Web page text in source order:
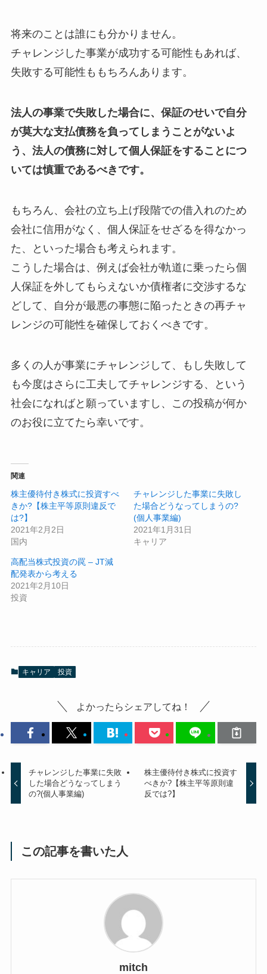
将来のことは誰にも分かりません。
チャレンジした事業が成功する可能性もあれば、
失敗する可能性ももちろんあります。
法人の事業で失敗した場合に、保証のせいで自分
が莫大な支払債務を負ってしまうことがないよ
う、法人の債務に対して個人保証をすることにつ
いては慎重であるべきです。
もちろん、会社の立ち上げ段階での借入れのため
会社に信用がなく、個人保証をせざるを得なかっ
た、といった場合も考えられます。
こうした場合は、例えば会社が軌道に乗ったら個
人保証を外してもらえないか債権者に交渉するな
どして、自分が最悪の事態に陥ったときの再チャ
レンジの可能性を確保しておくべきです。
多くの人が事業にチャレンジして、もし失敗して
も今度はさらに工夫してチャレンジする、という
社会になればと願っていますし、この投稿が何か
のお役に立てたら幸いです。
関連
株主優待付き株式に投資すべ
きか?【株主平等原則違反で
は?】
2021年2月2日
国内
チャレンジした事業に失敗し
た場合どうなってしまうの?
(個人事業編)
2021年1月31日
キャリア
高配当株式投資の罠 – JT減
配発表から考える
2021年2月10日
投資
キャリア 投資
よかったらシェアしてね！
チャレンジした事業に失敗
した場合どうなってしまう
の?(個人事業編)
株主優待付き株式に投資す
べきか?【株主平等原則違
反では?】
この記事を書いた人
mitch